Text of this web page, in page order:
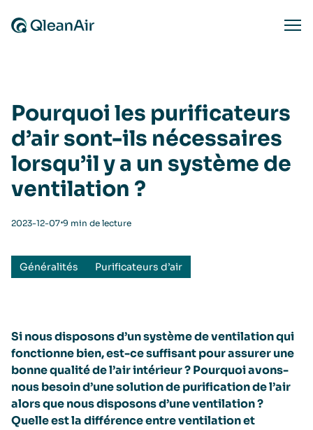
Pourquoi les purificateurs
d’air sont-ils nécessaires
lorsqu’il y a un système de
ventilation ?
2023-12-07⋅9 min de lecture
Généralités Purificateurs d’air
Si nous disposonsd’un système de ventilation qui
fonctionne bien, est-ce suffisant pour assurer une
bonne qualité de l’air intérieur ? Pourquoi avons-
nous besoin d’une solution de purification de l’air
alors que nous disposons d’une ventilation ?
Quelle est la différence entre ventilation et